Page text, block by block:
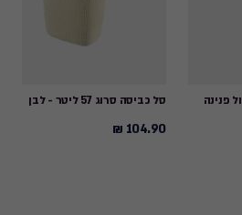
סל כביסה סרוג 57 ליטר - לבן
104.90
104.90 ₪